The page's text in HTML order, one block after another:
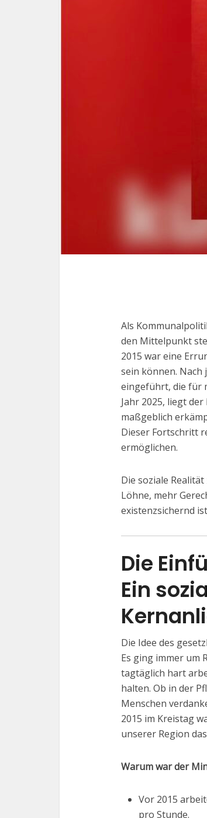
Als
den Mittelpunkt
2015 war eine
sein können. Nach
eingeführt, die für
Jahr 2025, liegt
maßgeblich
Dieser Fortschritt
ermöglichen.
Die soziale
Löhne, mehr
existenzsichernd
Die
Ein
Die Idee des
Es ging immer um
tagtäglich hart
halten. Ob in der
Menschen
2015 im Kreistag
unserer Region
Warum war der
Vor 2015
pro Stunde.